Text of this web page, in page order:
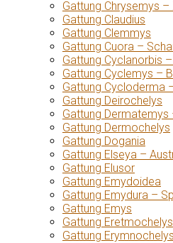
Gattung Chrysemys
Gattung Claudius
Gattung Clemmys
Gattung Cuora –
Gattung Cyclanorbis
Gattung Cyclemys –
Gattung Cycloderma
Gattung Deirochelys
Gattung
Gattung Dermochelys
Gattung Dogania
Gattung Elseya –
Gattung Elusor
Gattung Emydoidea
Gattung Emydura –
Gattung Emys
Gattung Eretmochelys
Gattung Erymnochelys